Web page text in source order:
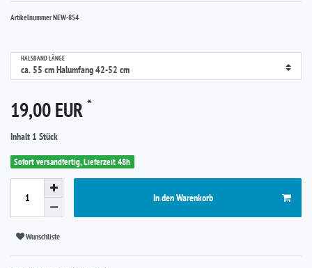
ArtikelnummerNEW-854
HALSBAND LÄNGE
19,00 EUR *
Inhalt 1 Stück
Sofort versandfertig, Lieferzeit 48h
In den Warenkorb
Wunschliste